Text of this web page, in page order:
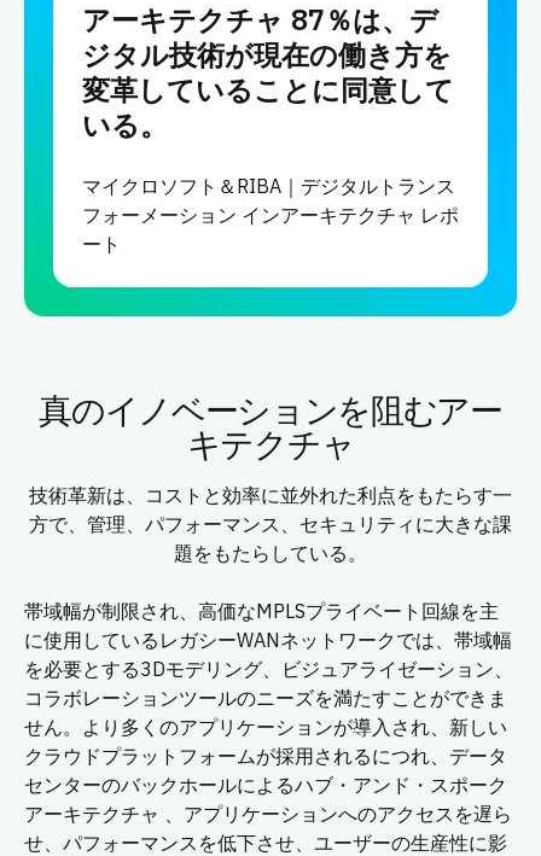
アーキテクチャ 87％は、デ
ジタル技術が現在の働き方を
変革していることに同意して
いる。
マイクロソフト＆RIBA｜デジタルトランス
フォーメーション インアーキテクチャ レポ
ート
真のイノベーションを阻むアー
キテクチャ
技術革新は、コストと効率に並外れた利点をもたらす一
方で、管理、パフォーマンス、セキュリティに大きな課
題をもたらしている。
帯域幅が制限され、高価なMPLSプライベート回線を主
に使用しているレガシーWANネットワークでは、帯域幅
を必要とする3Dモデリング、ビジュアライゼーション、
コラボレーションツールのニーズを満たすことができま
せん。より多くのアプリケーションが導入され、新しい
クラウドプラットフォームが採用されるにつれ、データ
センターのバックホールによるハブ・アンド・スポーク
アーキテクチャ 、アプリケーションへのアクセスを遅ら
せ、パフォーマンスを低下させ、ユーザーの生産性に影